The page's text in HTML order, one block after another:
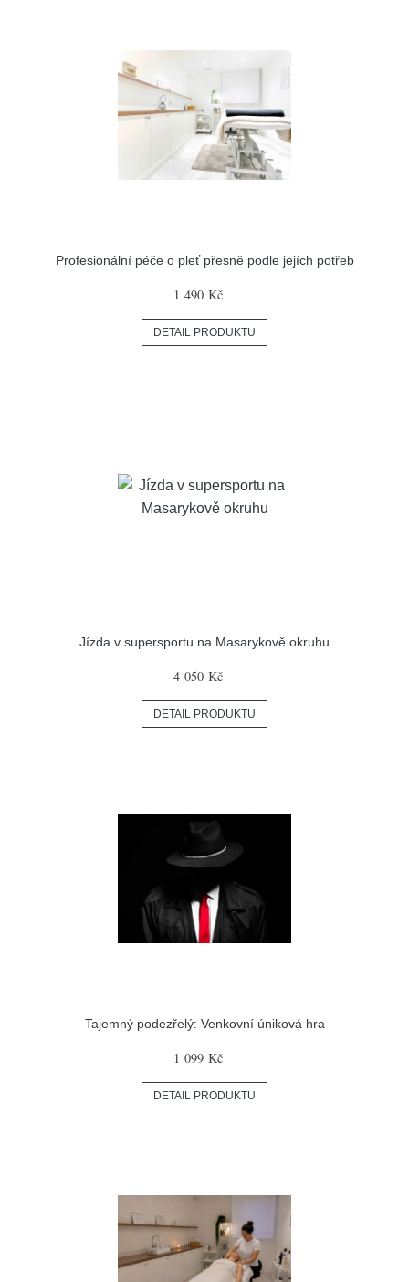
Profesionální péče o pleť přesně podle jejích potřeb
1 490 Kč
DETAIL PRODUKTU
Jízda v supersportu na Masarykově okruhu
4 050 Kč
DETAIL PRODUKTU
Tajemný podezřelý: Venkovní úniková hra
1 099 Kč
DETAIL PRODUKTU